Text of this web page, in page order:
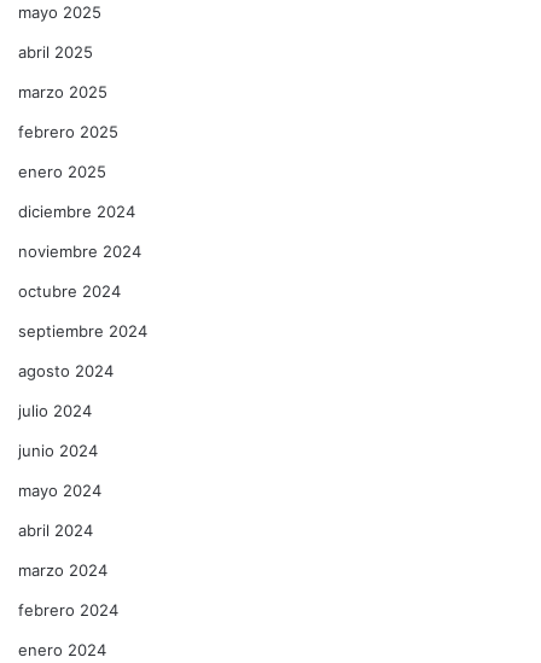
mayo 2025
abril 2025
marzo 2025
febrero 2025
enero 2025
diciembre 2024
noviembre 2024
octubre 2024
septiembre 2024
agosto 2024
julio 2024
junio 2024
mayo 2024
abril 2024
marzo 2024
febrero 2024
enero 2024